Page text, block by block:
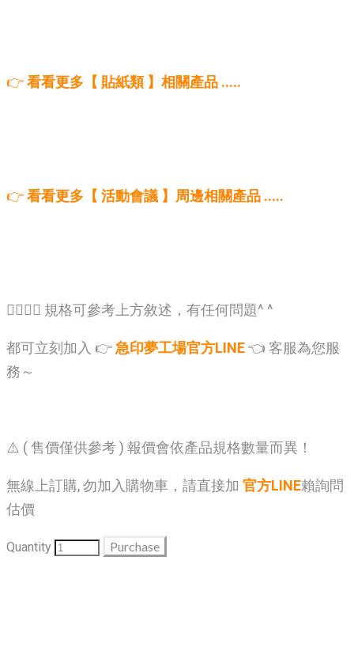
👉看看更多【 貼紙類 】相關產品 .....
👉看看更多【 活動會議 】周邊相關產品 .....
🙋‍♂️🙋‍♂️ 規格可參考上方敘述，有任何問題^ ^
都可立刻加入 👉急印夢工場官方LINE👈 客服為您服
務～
⚠️ ( 售價僅供參考 ) 報價會依產品規格數量而異！
無線上訂購, 勿加入購物車，請直接加 官方LINE賴詢問
估價
Quantity Purchase